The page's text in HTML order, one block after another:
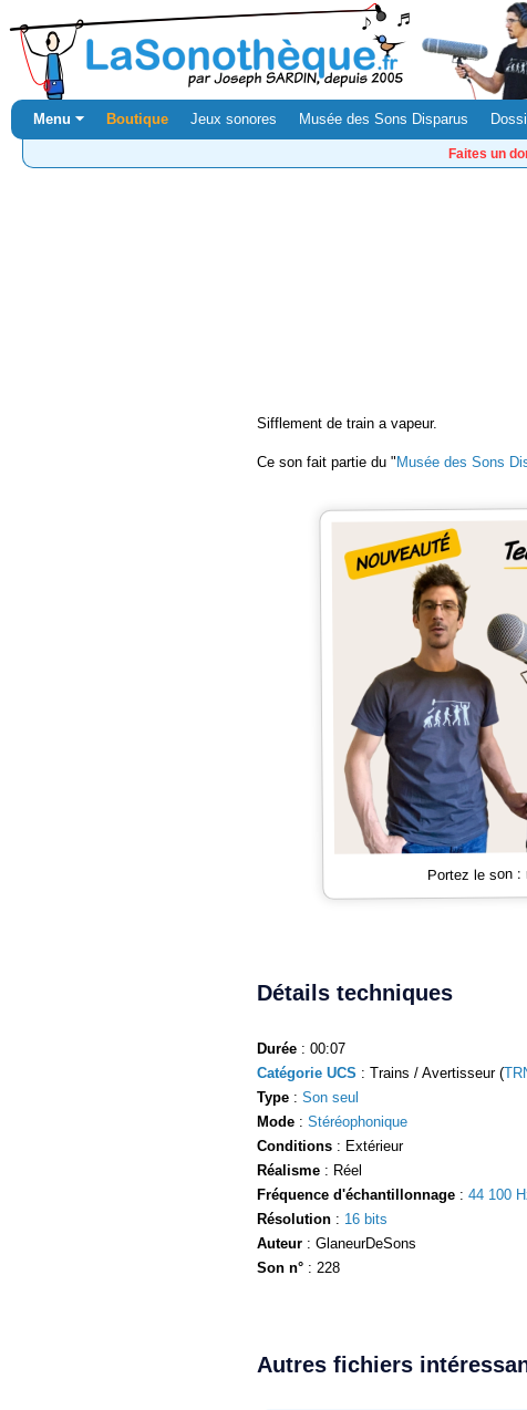
Menu ⏷ Boutique Jeux sonores Musée des Sons Disparus
Faites un
Sifflement de train a vapeur.
Ce son fait partie du "Musée des Sons
Portez le son
Détails techniques
Durée : 00:07
Catégorie UCS : Trains / Avertisseur (
Type : Son seul
Mode : Stéréophonique
Conditions : Extérieur
Réalisme : Réel
Fréquence d'échantillonnage : 44 100
Résolution : 16 bits
Auteur : GlaneurDeSons
Son n° : 228
Autres fichiers